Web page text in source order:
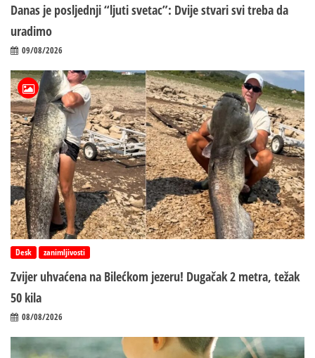
Danas je posljednji “ljuti svetac”: Dvije stvari svi treba da
uradimo
09/08/2026
Desk zanimljivosti
Zvijer uhvaćena na Bilećkom jezeru! Dugačak 2 metra, težak
50 kila
08/08/2026